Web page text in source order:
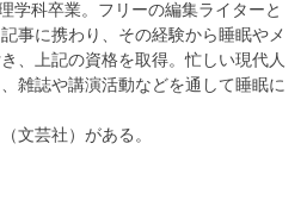
学科卒業。フリーの編集ライターと
事に携わり、その経験から睡眠やメ
、上記の資格を取得。忙しい現代人
雑誌や講演活動などを通して睡眠に
文芸社）がある。